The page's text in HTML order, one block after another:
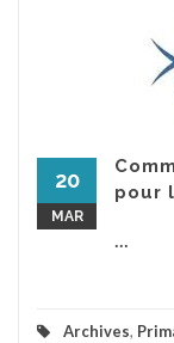
20
MAR
pour
...
Archives,